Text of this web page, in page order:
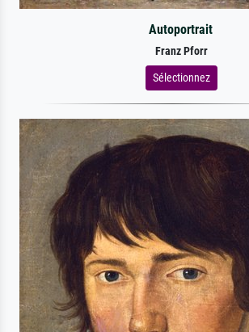
Autoportrait
Franz Pforr
Sélectionnez